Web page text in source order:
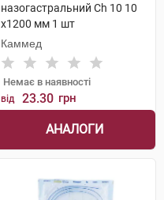
назогастральний Ch 10 10
х1200 мм 1 шт
Каммед
Немає в наявності
від 23.30 грн
АНАЛОГИ